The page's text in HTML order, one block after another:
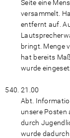
Seite eine
versammelt.
entfernt auf.
bringt. Menge
hat bereits
wurde
21.00
Abt.
unsere Posten
durch
wurde